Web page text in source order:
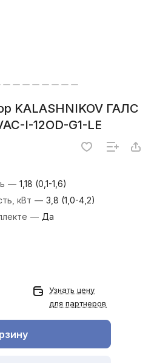
KALASHNIKOV ГАЛС
I-12OD-G1-LE
— 1,18 (0,1-1,6)
кВт — 3,8 (1,0-4,2)
— Да
Узнать цену
для партнеров